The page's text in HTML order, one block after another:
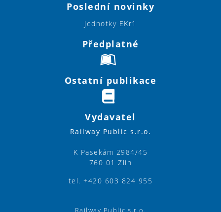
Poslední novinky
Jednotky EKr1
Předplatné
Ostatní publikace
Vydavatel
Railway Public s.r.o.
K Pasekám 2984/45
760 01 Zlín
tel. +420 603 824 955
Railway Public s.r.o.